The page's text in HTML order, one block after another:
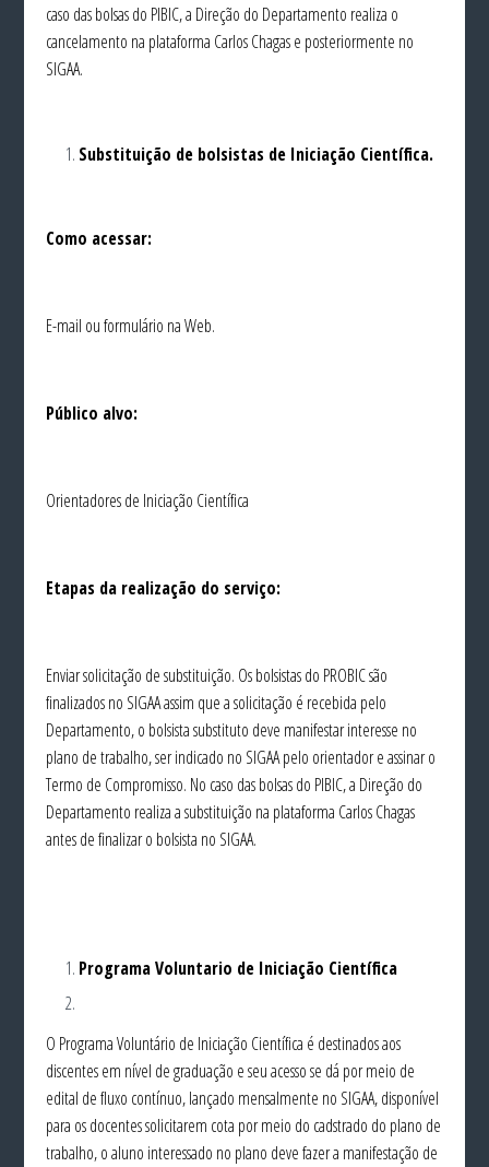
caso das bolsas do PIBIC, a Direção do Departamento realiza o
cancelamento na plataforma Carlos Chagas e posteriormente no
SIGAA.
Substituição de bolsistas de Iniciação Científica.
Como acessar:
E-mail ou formulário na Web.
Público alvo:
Orientadores de Iniciação Científica
Etapas da realização do serviço:
Enviar solicitação de substituição. Os bolsistas do PROBIC são
finalizados no SIGAA assim que a solicitação é recebida pelo
Departamento, o bolsista substituto deve manifestar interesse no
plano de trabalho, ser indicado no SIGAA pelo orientador e assinar o
Termo de Compromisso. No caso das bolsas do PIBIC, a Direção do
Departamento realiza a substituição na plataforma Carlos Chagas
antes de finalizar o bolsista no SIGAA.
Programa Voluntario de Iniciação Científica
O Programa Voluntário de Iniciação Científica é destinados aos
discentes em nível de graduação e seu acesso se dá por meio de
edital de fluxo contínuo, lançado mensalmente no SIGAA, disponível
para os docentes solicitarem cota por meio do cadstrado do plano de
trabalho, o aluno interessado no plano deve fazer a manifestação de